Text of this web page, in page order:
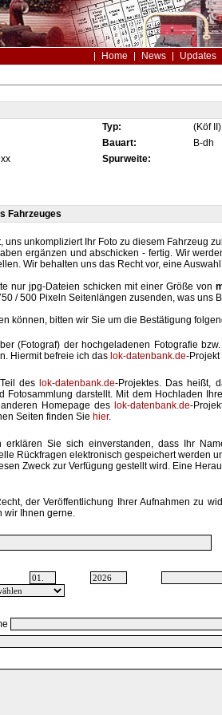
Home News Updates
Typ: (Köf II)
Bauart: B-dh
Spurweite:
Fahrzeuges
uns unkompliziert Ihr Foto zu diesem Fahrzeug
ergänzen und abschicken - fertig. Wir
Wir behalten uns das Recht vor, eine
nur jpg-Dateien schicken mit einer Größe von
/ 500 Pixeln Seitenlängen zusenden, was uns
können, bitten wir Sie um die Bestätigung
(Fotograf) der hochgeladenen Fotografie
Hiermit befreie ich das lok-datenbank.de-Projekt
des lok-datenbank.de-Projektes. Das heißt,
Fotosammlung darstellt. Mit dem Hochladen
Homepage des lok-datenbank.de-
Seiten finden Sie hier.
erklären Sie sich einverstanden, dass Ihr
Rückfragen elektronisch gespeichert werden
Zweck zur Verfügung gestellt wird. Eine
der Veröffentlichung Ihrer Aufnahmen zu
wir Ihnen gerne.